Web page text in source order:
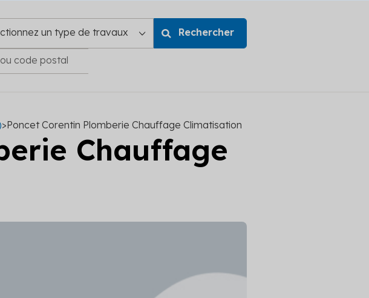
>Poncet Corentin Plomberie Chauffage Climatisation
Chauffage